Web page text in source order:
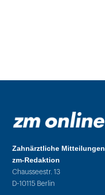
Zahnärztliche Mitteilungen
zm-Redaktion
Chausseestr. 13
D-10115 Berlin